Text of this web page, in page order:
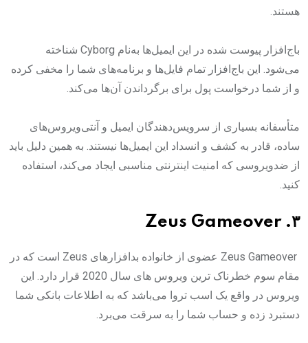
هستند.‌
باج‌افزار پیوست شده در این ایمیل‌ها به‌نام Cyborg شناخته
می‌شود. این باج‌افزار تمام فایل‌ها و برنامه‌های شما را مخفی کرده
و از شما درخواست پول برای برگرداندن آن‌ها می‌کند.‌
متأسفانه بسیاری از سرویس‌دهندگان ایمیل و آنتی‌ویروس‌های
ساده، قادر به کشف و انسداد این ایمیل‌ها نیستند. به همین دلیل باید
از ضدویروسی که امنیت اینترنتی مناسبی ایجاد می‌کند، استفاده
کنید.
۳. Zeus Gameover‌
Zeus Gameover عضوی از خانواده بدافزارهای Zeus است که در
مقام سوم خطرناک ترین ویروس های سال 2020 قرار دارد. این
ویروس در ‌واقع یک اسب تروا می‌باشد که به اطلاعات بانکی شما
دستبرد زده و حساب شما را به سرقت می‌برد.